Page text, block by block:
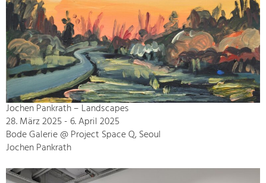
Jochen Pankrath – Landscapes
28. März 2025 - 6. April 2025
Bode Galerie @ Project Space Q, Seoul
Jochen Pankrath